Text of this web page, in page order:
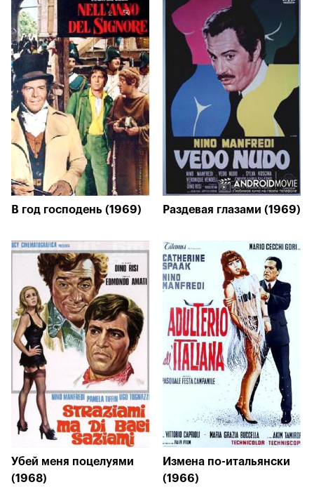
В год господень (1969) Раздевая глазами (1969)
Убей меня поцелуями
(1968)
Измена по-итальянски
(1966)